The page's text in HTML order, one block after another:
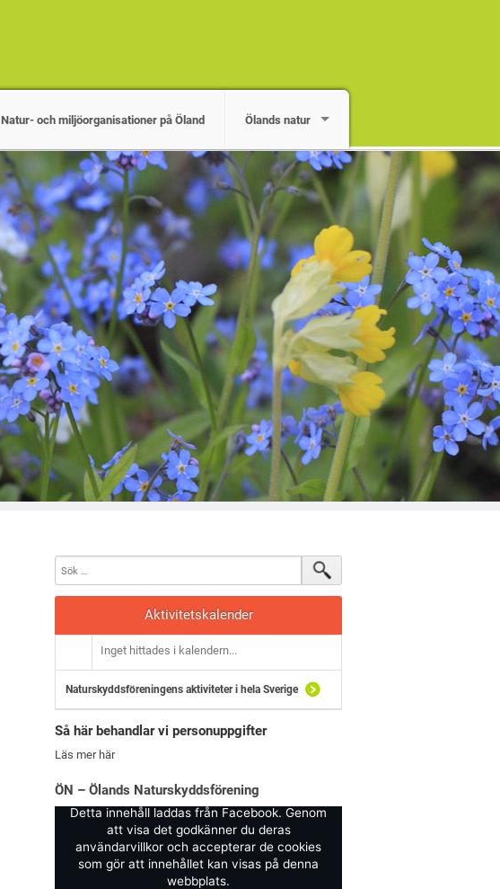
Natur- och miljöorganisationer på Öland Ölands natur
Aktivitetskalender
Inget hittades i kalendern...
Naturskyddsföreningens aktiviteter i hela Sverige
Så här behandlar vi personuppgifter
Läs mer här
ÖN – Ölands Naturskyddsförening
Detta innehåll laddas från Facebook. Genom
att visa det godkänner du deras
användarvillkor och accepterar de cookies
som gör att innehållet kan visas på denna
webbplats.